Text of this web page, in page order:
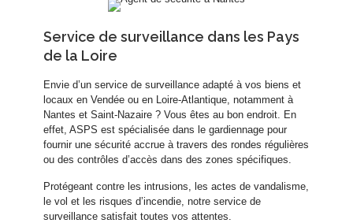
Service de surveillance dans les Pays
de la Loire
Envie d’un service de surveillance adapté à vos biens et
locaux en Vendée ou en Loire-Atlantique, notamment à
Nantes et Saint-Nazaire ? Vous êtes au bon endroit. En
effet, ASPS est spécialisée dans le gardiennage pour
fournir une sécurité accrue à travers des rondes régulières
ou des contrôles d’accès dans des zones spécifiques.
Protégeant contre les intrusions, les actes de vandalisme,
le vol et les risques d’incendie, notre service de
surveillance satisfait toutes vos attentes.